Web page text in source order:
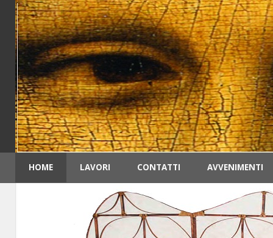
HOME LAVORI CONTATTI AVVENIMENTI